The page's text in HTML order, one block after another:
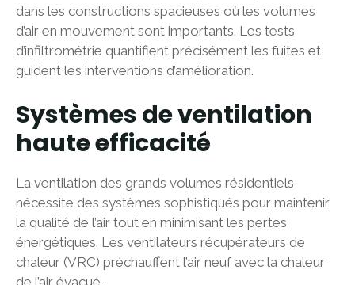
dans les constructions spacieuses où les volumes
d’air en mouvement sont importants. Les tests
d’infiltrométrie quantifient précisément les fuites et
guident les interventions d’amélioration.
Systèmes de ventilation
haute efficacité
La ventilation des grands volumes résidentiels
nécessite des systèmes sophistiqués pour maintenir
la qualité de l’air tout en minimisant les pertes
énergétiques. Les ventilateurs récupérateurs de
chaleur (VRC) préchauffent l’air neuf avec la chaleur